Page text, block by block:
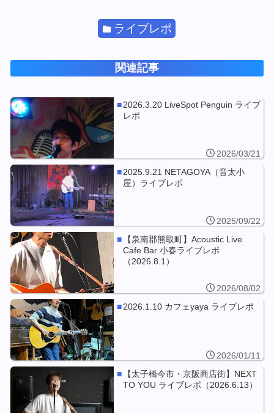
ライブレポ
関連記事
2026.3.20 LiveSpot Penguin ライブ
レポ
2026/03/21
2025.9.21 NETAGOYA（音太小
屋）ライブレポ
2025/09/22
【泉南郡熊取町】Acoustic Live
Cafe Bar 小春ライブレポ
（2026.8.1）
2026/08/02
2026.1.10 カフェyaya ライブレポ
2026/01/11
【太子橋今市・京阪商店街】NEXT
TO YOU ライブレポ（2026.6.13）